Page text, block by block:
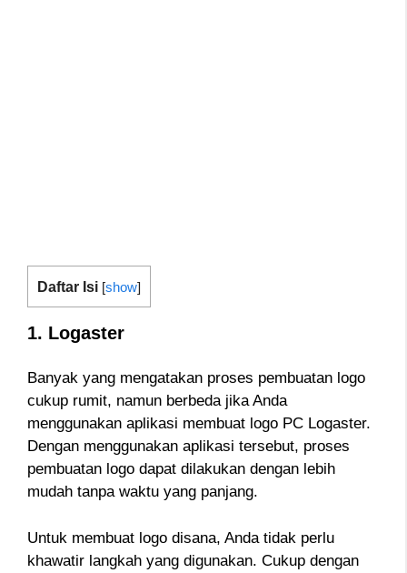
Daftar Isi [show]
1. Logaster
Banyak yang mengatakan proses pembuatan logo
cukup rumit, namun berbeda jika Anda
menggunakan aplikasi membuat logo PC Logaster.
Dengan menggunakan aplikasi tersebut, proses
pembuatan logo dapat dilakukan dengan lebih
mudah tanpa waktu yang panjang.
Untuk membuat logo disana, Anda tidak perlu
khawatir langkah yang digunakan. Cukup dengan